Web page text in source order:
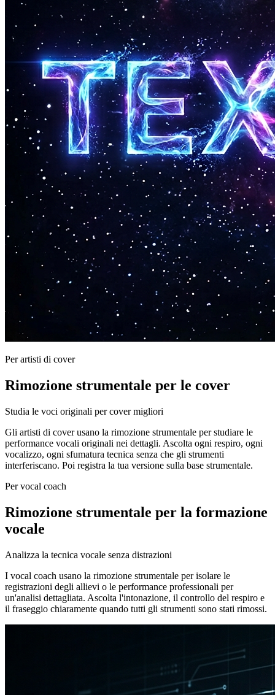
Per artisti di cover
Rimozione strumentale per le cover
Studia le voci originali per cover migliori
Gli artisti di cover usano la rimozione strumentale per studiare le
performance vocali originali nei dettagli. Ascolta ogni respiro, ogni
vocalizzo, ogni sfumatura tecnica senza che gli strumenti
interferiscano. Poi registra la tua versione sulla base strumentale.
Per vocal coach
Rimozione strumentale per la formazione
vocale
Analizza la tecnica vocale senza distrazioni
I vocal coach usano la rimozione strumentale per isolare le
registrazioni degli allievi o le performance professionali per
un'analisi dettagliata. Ascolta l'intonazione, il controllo del respiro e
il fraseggio chiaramente quando tutti gli strumenti sono stati rimossi.